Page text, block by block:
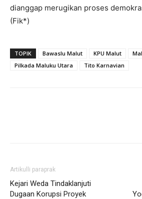
dianggap merugikan proses
(Fik*)
TOPIK Bawaslu Malut KPU Malut
Pilkada Maluku Utara
Tito Karnavian
Artikulli paraprak
Kejari Weda Tindaklanjuti
Dugaan Korupsi Proyek